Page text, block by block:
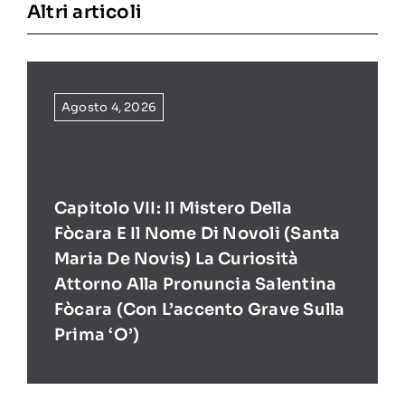
Altri articoli
Agosto 4, 2026
Capitolo VII: Il Mistero Della
Fòcara E Il Nome Di Novoli (Santa
Maria De Novis) La Curiosità
Attorno Alla Pronuncia Salentina
Fòcara (con L’accento Grave Sulla
Prima ‘O’)